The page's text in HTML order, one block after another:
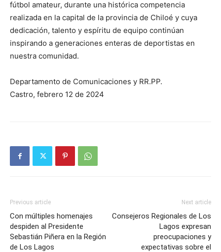
fútbol amateur, durante una histórica competencia
realizada en la capital de la provincia de Chiloé y cuya
dedicación, talento y espíritu de equipo continúan
inspirando a generaciones enteras de deportistas en
nuestra comunidad.
Departamento de Comunicaciones y RR.PP.
Castro, febrero 12 de 2024
Previous article
Con múltiples homenajes
despiden al Presidente
Sebastián Piñera en la Región
de Los Lagos
Next article
Consejeros Regionales de Los
Lagos expresan
preocupaciones y
expectativas sobre el